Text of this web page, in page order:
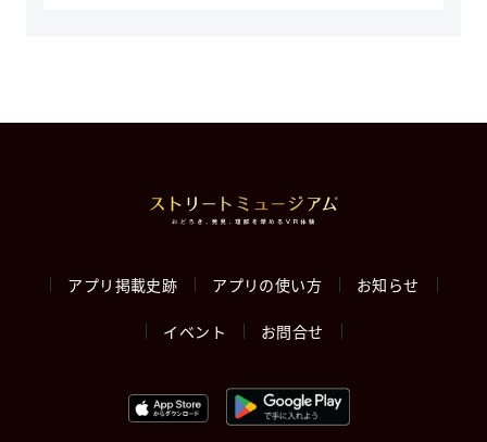
アプリ掲載史跡 アプリの使い方 お知らせ
イベント お問合せ